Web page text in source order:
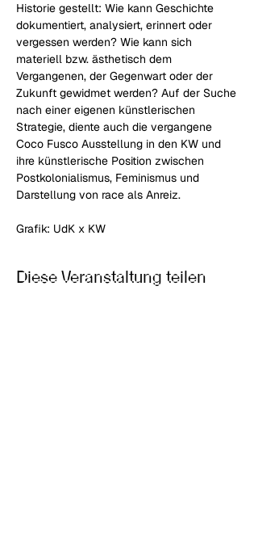
Historie gestellt: Wie kann Geschichte
dokumentiert, analysiert, erinnert oder
vergessen werden? Wie kann sich
materiell bzw. ästhetisch dem
Vergangenen, der Gegenwart oder der
Zukunft gewidmet werden? Auf der Suche
nach einer eigenen künstlerischen
Strategie, diente auch die vergangene
Coco Fusco Ausstellung in den KW und
ihre künstlerische Position zwischen
Postkolonialismus, Feminismus und
Darstellung von race als Anreiz.
Grafik: UdK x KW
Diese Veranstaltung teilen